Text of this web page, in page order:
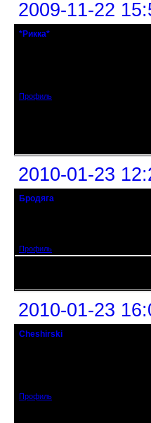
2009-11-22
*Рикка*
Профиль
2010-01-23
Бродяга
Профиль
2010-01-23
Cheshirski
Профиль